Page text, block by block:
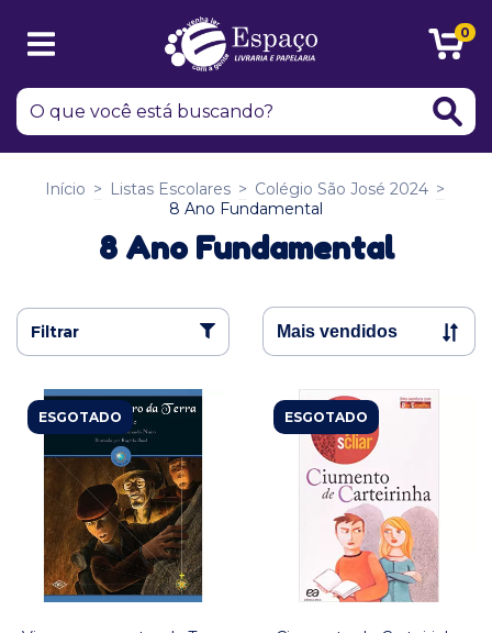
0
Início > Listas Escolares > Colégio São José 2024 >
8 Ano Fundamental
8 Ano Fundamental
Filtrar
ESGOTADO ESGOTADO